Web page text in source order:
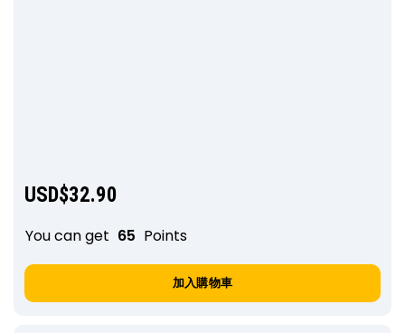
USD$32.90
You can get 65 Points
加入購物車